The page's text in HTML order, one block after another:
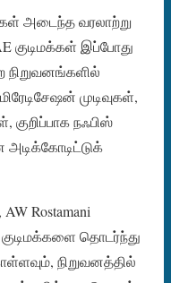
அடைந்த வரலாற்று
குடிமக்கள் இப்போது
நிறுவனங்களில்
முடிவுகள்,
நஃபிஸ்
Rostamani
குடிமக்களை தொடர்ந்து
நிறுவனத்தில்